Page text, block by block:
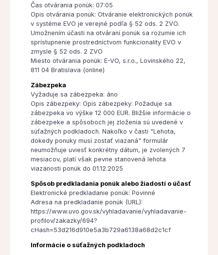
Čas otvárania ponúk: 07:05
Opis otvárania ponúk: Otváranie elektronických ponúk
v systéme EVO je verejné podľa § 52 ods. 2 ZVO.
Umožnením účasti na otváraní ponúk sa rozumie ich
sprístupnenie prostredníctvom funkcionality EVO v
zmysle § 52 ods. 2 ZVO
Miesto otvárania ponúk: E-VO, s.r.o., Lovinského 22,
811 04 Bratislava (online)
Zábezpeka
Vyžaduje sa zábezpeka: áno
Opis zábezpeky: Opis zábezpeky: Požaduje sa
zábezpeka vo výške 12 000 EUR. Bližšie informácie o
zábezpeke a spôsoboch jej zloženia sú uvedené v
súťažných podkladoch. Nakoľko v časti "Lehota,
dokedy ponuky musí zostať viazaná" formulár
neumožňuje uviesť konkrétny dátum, je zvolených 7
mesiacov, platí však pevne stanovená lehota
viazanosti ponúk do 01.12.2025
Spôsob predkladania ponúk alebo žiadostí o účasť
Elektronické predkladanie ponúk: Povinné
Adresa na predkladanie ponúk (URL):
https://www.uvo.gov.sk/vyhladavanie/vyhladavanie-
profilov/zakazky/694?
cHash=53d216d910e5a3b729a6138a68d2c1cf
Informácie o súťažných podkladoch